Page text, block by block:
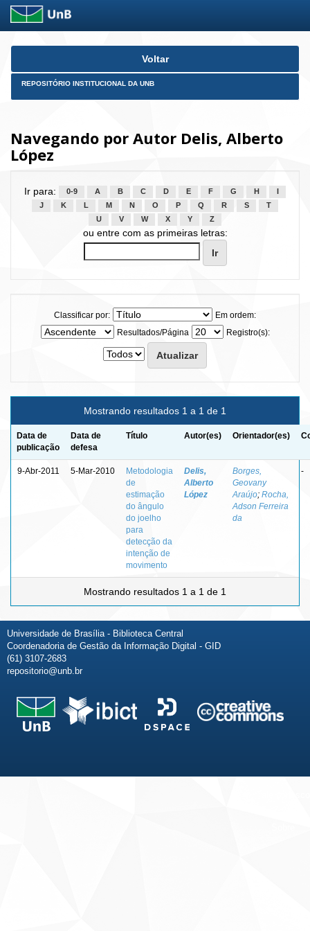
Skip
Voltar
REPOSITÓRIO INSTITUCIONAL DA UNB
Navegando por Autor Delis, Alberto
López
Ir para: 0-9 A B C D E F G H
J
K L M N O P Q R S
T
U
V W X Y Z
ou entre com as primeiras letras:
Classificar por:
Em ordem:
Resultados/Página
Registro(s):
Mostrando resultados 1 a 1 de 1
Data de
publicação
Data de
defesa
Título Autor(es) Orientador(es)
9-Abr-2011 5-Mar-2010
Metodologia
de
estimação
do ângulo
do joelho
para
detecção da
intenção de
movimento
Delis,
Alberto
López
Borges,
Geovany
Araújo; Rocha,
Adson Ferreira
da
-
Mostrando resultados 1 a 1 de 1
Universidade de Brasília - Biblioteca Central
Coordenadoria de Gestão da Informação Digital - GID
(61) 3107-2683
repositorio@unb.br